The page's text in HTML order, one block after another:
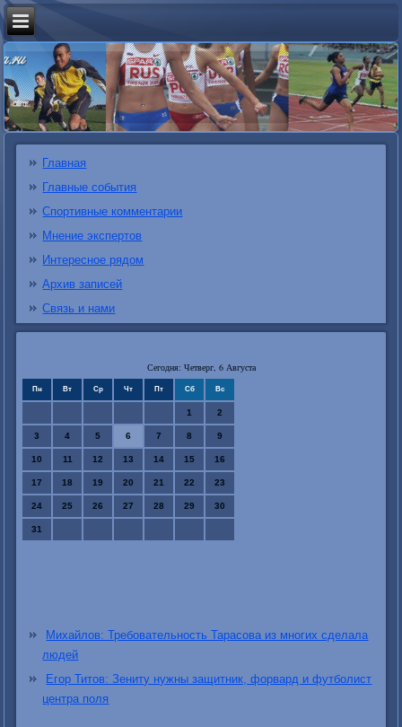
Главная
Главные события
Спортивные комментарии
Мнение экспертов
Интересное рядом
Архив записей
Связь и нами
Сегодня: Четверг, 6 Августа
Пн Вт Ср Чт Пт Сб Вс
1 2
3 4 5 6 7 8 9
10 11 12 13 14 15 16
17 18 19 20 21 22 23
24 25 26 27 28 29 30
31
Михайлов: Требовательность Тарасова из многих сделала
людей
Егор Титов: Зениту нужны защитник, форвард и футболист
центра поля